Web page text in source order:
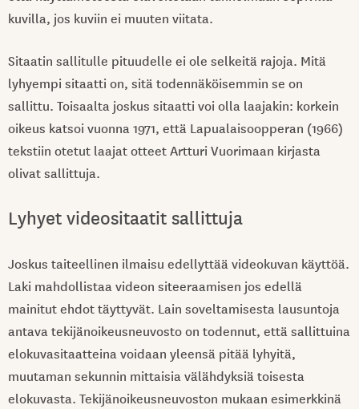
kuvilla, jos kuviin ei muuten viitata.
Sitaatin sallitulle pituudelle ei ole selkeitä rajoja. Mitä
lyhyempi sitaatti on, sitä todennäköisemmin se on
sallittu. Toisaalta joskus sitaatti voi olla laajakin: korkein
oikeus katsoi vuonna 1971, että Lapualaisoopperan (1966)
tekstiin otetut laajat otteet Artturi Vuorimaan kirjasta
olivat sallittuja.
Lyhyet videositaatit sallittuja
Joskus taiteellinen ilmaisu edellyttää videokuvan käyttöä.
Laki mahdollistaa videon siteeraamisen jos edellä
mainitut ehdot täyttyvät. Lain soveltamisesta lausuntoja
antava tekijänoikeusneuvosto on todennut, että sallittuina
elokuvasitaatteina voidaan yleensä pitää lyhyitä,
muutaman sekunnin mittaisia välähdyksiä toisesta
elokuvasta. Tekijänoikeusneuvoston mukaan esimerkkinä